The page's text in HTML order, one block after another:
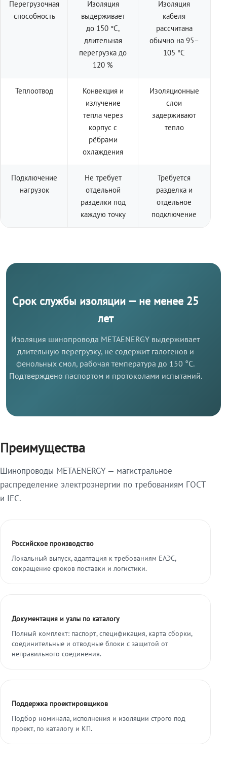
Перегрузочная
способность
Изоляция
выдерживает
до 150 °C,
длительная
перегрузка до
120 %
Изоляция
кабеля
рассчитана
обычно на 95–
105 °C
Теплоотвод
Конвекция и
излучение
тепла через
корпус с
рёбрами
охлаждения
Изоляционные
слои
задерживают
тепло
Подключение
нагрузок
Не требует
отдельной
разделки под
каждую точку
Требуется
разделка и
отдельное
подключение
Срок службы изоляции — не менее 25
лет
Изоляция шинопровода METAENERGY выдерживает
длительную перегрузку, не содержит галогенов и
фенольных смол, рабочая температура до 150 °C.
Подтверждено паспортом и протоколами испытаний.
Преимущества
Шинопроводы METAENERGY — магистральное
распределение электроэнергии по требованиям ГОСТ
и IEC.
Российское производство
Локальный выпуск, адаптация к требованиям ЕАЭС,
сокращение сроков поставки и логистики.
Документация и узлы по каталогу
Полный комплект: паспорт, спецификация, карта сборки,
соединительные и отводные блоки с защитой от
неправильного соединения.
Поддержка проектировщиков
Подбор номинала, исполнения и изоляции строго под
проект, по каталогу и КП.